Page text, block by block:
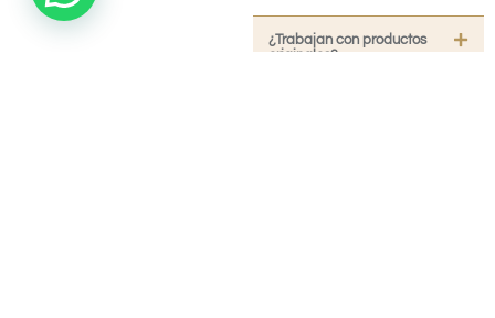
¿Trabajan con productos
originales?